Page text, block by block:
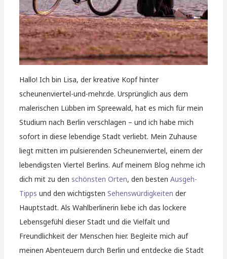
Hallo! Ich bin Lisa, der kreative Kopf hinter
scheunenviertel-und-mehr.de. Ursprünglich aus dem
malerischen Lübben im Spreewald, hat es mich für mein
Studium nach Berlin verschlagen – und ich habe mich
sofort in diese lebendige Stadt verliebt. Mein Zuhause
liegt mitten im pulsierenden Scheunenviertel, einem der
lebendigsten Viertel Berlins. Auf meinem Blog nehme ich
dich mit zu denschönsten Orten, den bestenAusgeh-
Tipps und den wichtigstenSehenswürdigkeiten der
Hauptstadt. Als Wahlberlinerin liebe ich das lockere
Lebensgefühl dieser Stadt und die Vielfalt und
Freundlichkeit der Menschen hier. Begleite mich auf
meinen Abenteuern durch Berlin und entdecke die Stadt